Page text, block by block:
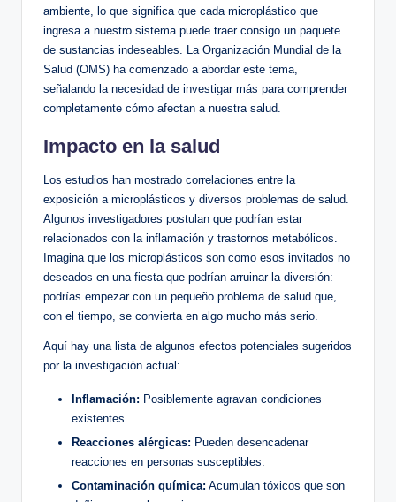
ambiente, lo que significa que cada microplástico que
ingresa a nuestro sistema puede traer consigo un paquete
de sustancias indeseables. La Organización Mundial de la
Salud (OMS) ha comenzado a abordar este tema,
señalando la necesidad de investigar más para comprender
completamente cómo afectan a nuestra salud.
Impacto en la salud
Los estudios han mostrado correlaciones entre la
exposición a microplásticos y diversos problemas de salud.
Algunos investigadores postulan que podrían estar
relacionados con la inflamación y trastornos metabólicos.
Imagina que los microplásticos son como esos invitados no
deseados en una fiesta que podrían arruinar la diversión:
podrías empezar con un pequeño problema de salud que,
con el tiempo, se convierta en algo mucho más serio.
Aquí hay una lista de algunos efectos potenciales sugeridos
por la investigación actual:
Inflamación: Posiblemente agravan condiciones
existentes.
Reacciones alérgicas: Pueden desencadenar
reacciones en personas susceptibles.
Contaminación química: Acumulan tóxicos que son